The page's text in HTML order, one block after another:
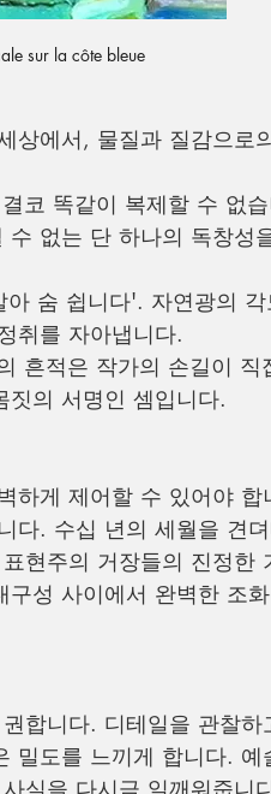
sur la côte bleue
상에서, 물질과 질감으로
코 똑같이 복제할 수 없
없는 단 하나의 독창성
숨 쉽니다'. 자연광의
취를 자아냅니다.
흔적은 작가의 손길이 직
의 서명인 셈입니다.
하게 제어할 수 있어야 합
다. 수십 년의 세월을 견
현주의 거장들의 진정한
성 사이에서 완벽한 조
합니다. 디테일을 관찰하
밀도를 느끼게 합니다. 예
실을 다시금 일깨워줍니